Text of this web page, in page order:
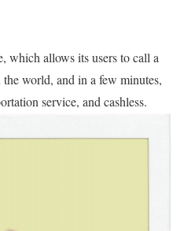
which allows its users to call a
world, and in a few minutes,
service, and cashless.